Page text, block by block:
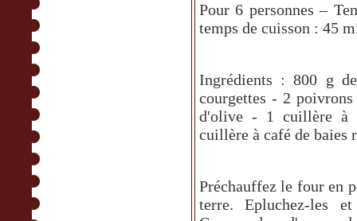
Pour 6 personnes –
temps de cuisson : 45
Ingrédients : 800 g
courgettes - 2
d'olive - 1 cuillère à
cuillère à café de baies
Préchauffez le four en
terre. Epluchez-les